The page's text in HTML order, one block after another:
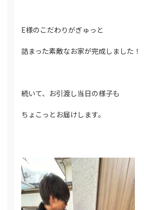
E様のこだわりがぎゅっと
詰まった素敵なお家が完成しました！
続いて、お引渡し当日の様子も
ちょこっとお届けします。